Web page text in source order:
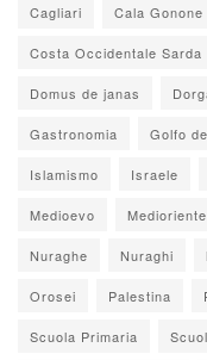
Cagliari Cala Gonone
Costa Occidentale Sarda
Domus de janas
Gastronomia Golfo
Islamismo Israele
Medioevo Medioriente
Nuraghe Nuraghi
Orosei Palestina
Scuola Primaria